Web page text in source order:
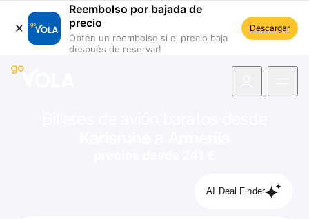
Reembolso por bajada de
precio
Obtén un reembolso si el precio baja
después de reservar!
Descargar
AI Deal Finder